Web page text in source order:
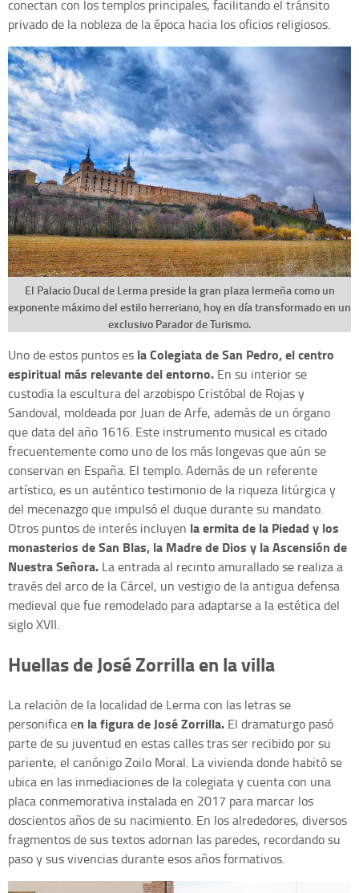
conectan con los templos principales, facilitando el tránsito
privado de la nobleza de la época hacia los oficios religiosos.
El Palacio Ducal de Lerma preside la gran plaza lermeña como un
exponente máximo del estilo herreriano, hoy en día transformado en un
exclusivo Parador de Turismo.
Uno de estos puntos es la Colegiata de San Pedro, el centro
espiritual más relevante del entorno. En su interior se
custodia la escultura del arzobispo Cristóbal de Rojas y
Sandoval, moldeada por Juan de Arfe, además de un órgano
que data del año 1616. Este instrumento musical es citado
frecuentemente como uno de los más longevas que aún se
conservan en España. El templo. Además de un referente
artístico, es un auténtico testimonio de la riqueza litúrgica y
del mecenazgo que impulsó el duque durante su mandato.
Otros puntos de interés incluyen la ermita de la Piedad y los
monasterios de San Blas, la Madre de Dios y la Ascensión de
Nuestra Señora. La entrada al recinto amurallado se realiza a
través del arco de la Cárcel, un vestigio de la antigua defensa
medieval que fue remodelado para adaptarse a la estética del
siglo XVII.
Huellas de José Zorrilla en la villa
La relación de la localidad de Lerma con las letras se
personifica en la figura de José Zorrilla. El dramaturgo pasó
parte de su juventud en estas calles tras ser recibido por su
pariente, el canónigo Zoilo Moral. La vivienda donde habitó se
ubica en las inmediaciones de la colegiata y cuenta con una
placa conmemorativa instalada en 2017 para marcar los
doscientos años de su nacimiento. En los alrededores, diversos
fragmentos de sus textos adornan las paredes, recordando su
paso y sus vivencias durante esos años formativos.